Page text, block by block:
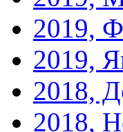
2019,
2019,
2018,
2018,